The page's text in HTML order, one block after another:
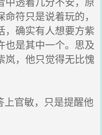
符只是说着玩的，
，确实有人想要方紫
也是其中一个。思及
岚，他只觉得无比愧
官敏，只是提醒他